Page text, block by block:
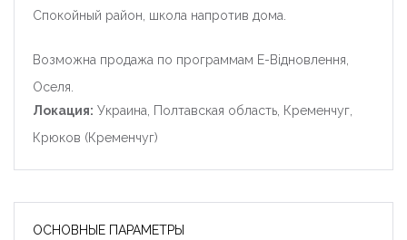
Спокойный район, школа напротив дома.
Возможна продажа по программам Е-Відновлення,
Оселя.
Локация: Украина, Полтавская область, Кременчуг,
Крюков (Кременчуг)
ОСНОВНЫЕ ПАРАМЕТРЫ